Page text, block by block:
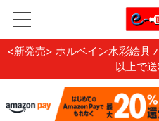
<新発売> ホルベイン水彩絵具
以上で送